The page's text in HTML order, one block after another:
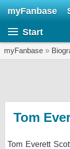
myFanbase
Start
myFanbase »
Tom
Tom Everett